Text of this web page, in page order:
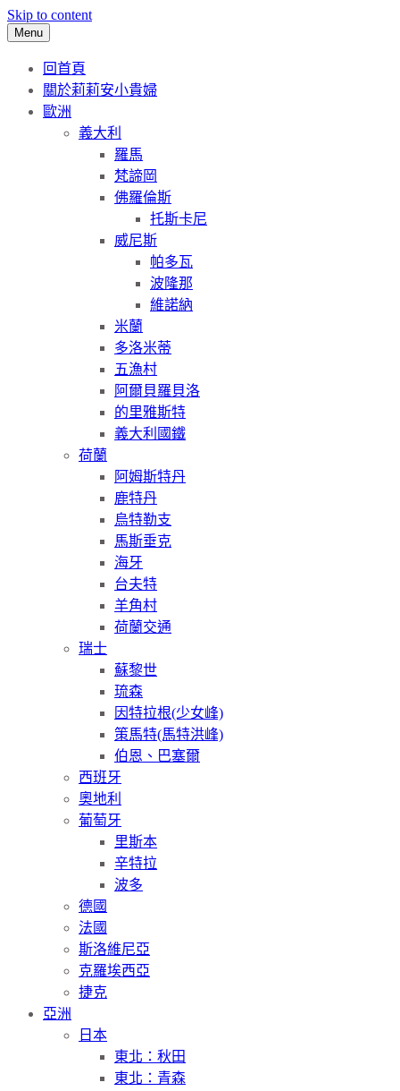
Skip to content
Menu
回首頁
關於莉莉安小貴婦
歐洲
義大利
羅馬
梵諦岡
佛羅倫斯
托斯卡尼
威尼斯
帕多瓦
波隆那
維諾納
米蘭
多洛米蒂
五漁村
阿爾貝羅貝洛
的里雅斯特
義大利國鐵
荷蘭
阿姆斯特丹
鹿特丹
烏特勒支
馬斯垂克
海牙
台夫特
羊角村
荷蘭交通
瑞士
蘇黎世
琉森
因特拉根(少女峰)
策馬特(馬特洪峰)
伯恩、巴塞爾
西班牙
奧地利
葡萄牙
里斯本
辛特拉
波多
德國
法國
斯洛維尼亞
克羅埃西亞
捷克
亞洲
日本
東北：秋田
東北：青森